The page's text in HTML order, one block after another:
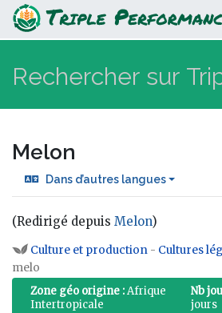
Melon
Melon
Dans d’autres langues
(Redirigé depuis Melon)
Aller à :navigation,rechercher
Culture et production - Cultures
melo
Zone géo origine :Afrique
Intertropicale
Nb
jours